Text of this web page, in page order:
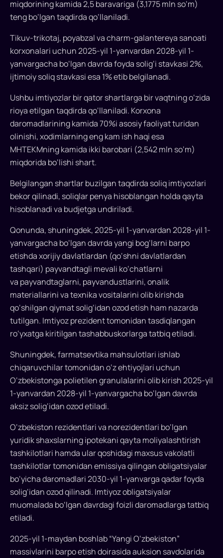
miqdorining kamida 2,5 baravariga (3,1775 mln so‘m)
teng bo‘lgan taqdirda qo‘llaniladi.
Tikuv-trikotaj, poyabzal va charm-galantereya sanoati
korxonalari uchun 2025-yil 1-yanvardan 2028-yil 1-
yanvargacha bo‘lgan davrda foyda solig‘i stavkasi 2%,
ijtimoiy soliq stavkasi esa 1% etib belgilanadi.
Ushbu imtiyozlar bir qator shartlarga bir vaqtning o‘zida
rioya etilgan taqdirda qo‘llaniladi. Korxona
daromadlarining kamida 70%i asosiy faoliyat turidan
olinishi, xodimlarning eng kam ish haqi esa
MHTEKMning kamida ikki barobari (2,542 mln so‘m)
miqdorida bo‘lishi shart.
Belgilangan shartlar buzilgan taqdirda soliq imtiyozlari
bekor qilinadi, soliqlar penya hisoblangan holda qayta
hisoblanadi va budjetga undiriladi.
Qonunda, shuningdek, 2025-yil 1-yanvardan 2028-yil 1-
yanvargacha bo‘lgan davrda yangi bog‘larni barpo
etishda xorijiy davlatlardan (qo‘shni davlatlardan
tashqari) payvandtagli mevali ko‘chatlarni
va payvandtaglarni, payvandustlarini, onalik
materiallarini va texnika vositalarini olib kirishda
qo‘shilgan qiymat solig‘idan ozod etish ham nazarda
tutilgan. Imtiyoz prezident tomonidan tasdiqlangan
ro‘yxatga kiritilgan tashabbuskorlarga tatbiq etiladi.
Shuningdek, farmatsevtika mahsulotlari ishlab
chiqaruvchilar tomonidan o‘z ehtiyojlari uchun
O‘zbekistonga polietilen granulalarini olib kirish 2025-yil
1-yanvardan 2028-yil 1-yanvargacha bo‘lgan davrda
aksiz solig‘idan ozod etiladi.
O‘zbekiston rezidentlari va norezidentlari bo‘lgan
yuridik shaxslarning ipotekani qayta moliyalashtirish
tashkilotlari hamda ular qoshidagi maxsus vakolatli
tashkilotlar tomonidan emissiya qilingan obligatsiyalar
bo‘yicha daromadlari 2030-yil 1-yanvarga qadar foyda
solig‘idan ozod qilinadi. Imtiyoz obligatsiyalar
muomalada bo‘lgan davrdagi foizli daromadlarga tatbiq
etiladi.
2025-yil 1-maydan boshlab “Yangi O‘zbekiston”
massivlarini barpo etish doirasida auksion savdolarida